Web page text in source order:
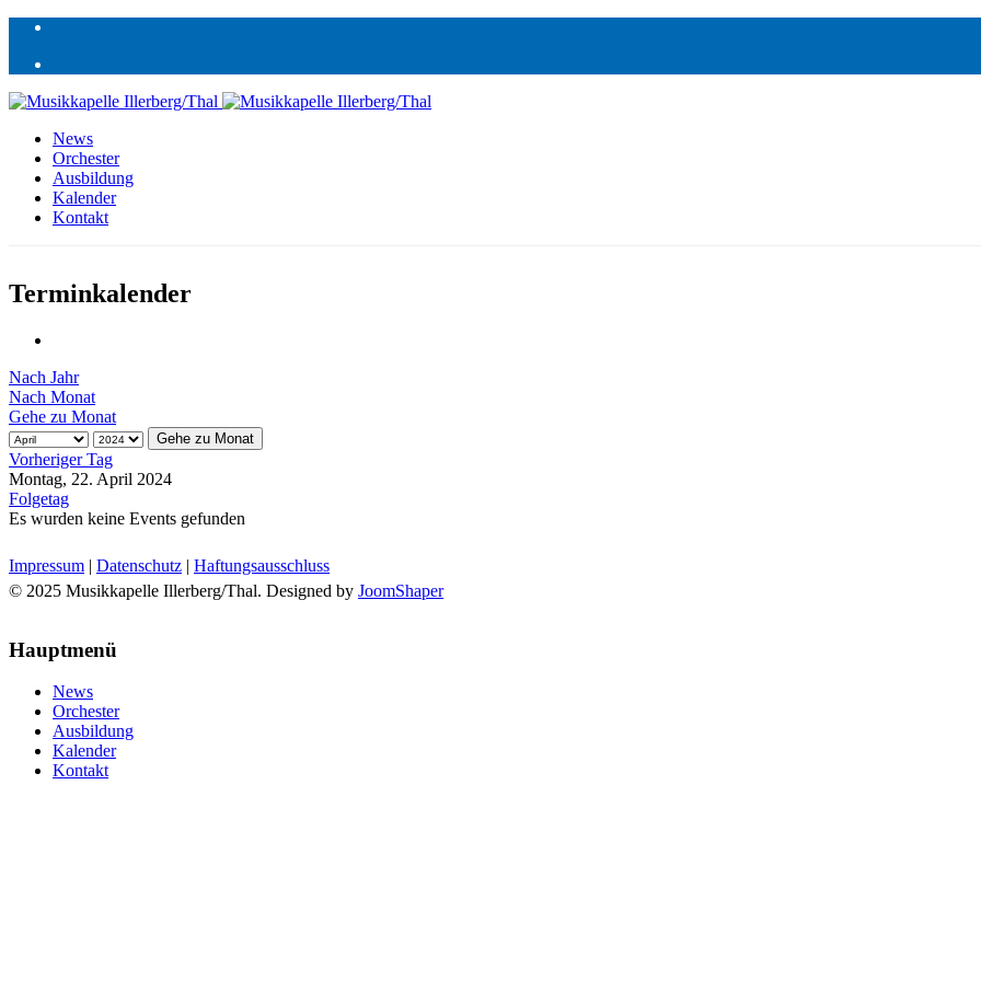
News
Orchester
Ausbildung
Kalender
Kontakt
Terminkalender
Nach Jahr
Nach Monat
Gehe zu Monat
Gehe zu Monat
Vorheriger Tag
Montag, 22. April 2024
Folgetag
Es wurden keine Events gefunden
Impressum | Datenschutz | Haftungsausschluss
© 2025 Musikkapelle Illerberg/Thal. Designed by JoomShaper
Hauptmenü
News
Orchester
Ausbildung
Kalender
Kontakt